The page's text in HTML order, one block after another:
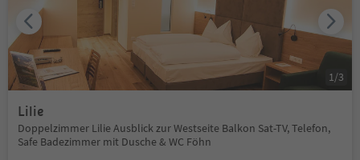
Lilie
Doppelzimmer Lilie Ausblick zur Westseite Balkon Sat-TV, Telefon,
Safe Badezimmer mit Dusche & WC Föhn
1 /3